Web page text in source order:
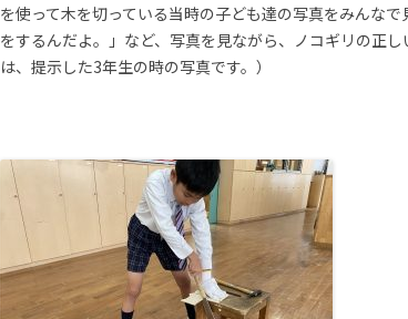
を使って木を切っている当時の子ども達の写真をみんな
をするんだよ。」など、写真を見ながら、ノコギリの正
は、提示した3年生の時の写真です。）